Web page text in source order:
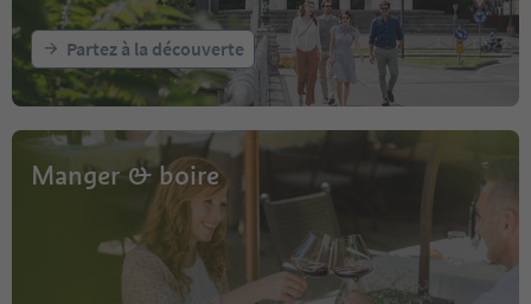
Partez à la découverte
Manger & boire